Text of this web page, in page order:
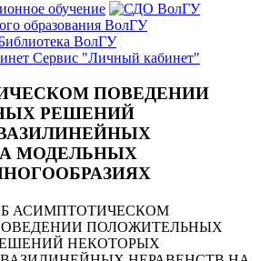
обучение
образования ВолГУ
ВолГУ
Сервис "Личный кабинет"
ПОВЕДЕНИИ
РЕШЕНИЙ
МОДЕЛЬНЫХ
АСИМПТОТИЧЕСКОМ
ПОЛОЖИТЕЛЬНЫХ
НЕКОТОРЫХ